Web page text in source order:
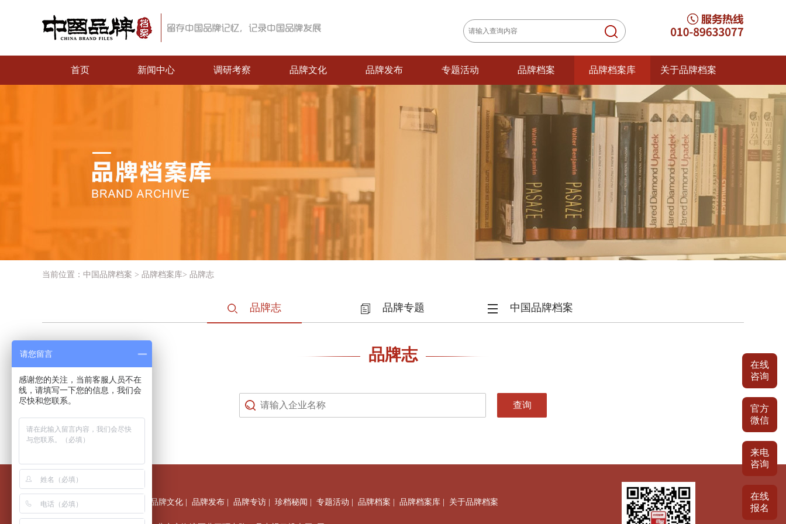
首页 新闻中心 调研考察 品牌文化 品牌发布 专题活动 品牌档案 品牌档案库 关于品牌档案
当前位置： 中国品牌档案 > 品牌档案库> 品牌志
品牌志 品牌专题 中国品牌档案
品牌志
首页 |新闻中心 品牌文化 品牌发布 品牌专访 珍档秘闻 专题活动 品牌档案 品牌档案库 关于品牌档案
在线
咨询
官方
微信
来电
咨询
在线
报名
请您留言
感谢您的关注，当前客服人员不在
线，请填写一下您的信息，我们会
尽快和您联系。